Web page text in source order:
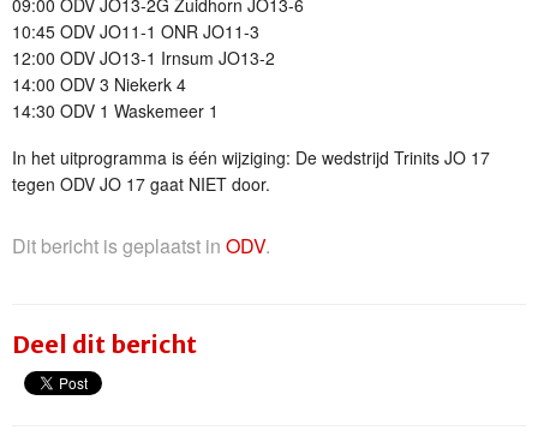
10:45 ODV JO11-1 ONR JO11-3
12:00 ODV JO13-1 Irnsum JO13-2
14:00 ODV 3 Niekerk 4
14:30 ODV 1 Waskemeer 1
In het uitprogramma is één wijziging: De wedstrijd Trinits JO 17
tegen ODV JO 17 gaat NIET door.
Dit bericht is geplaatst in ODV.
Deel dit bericht